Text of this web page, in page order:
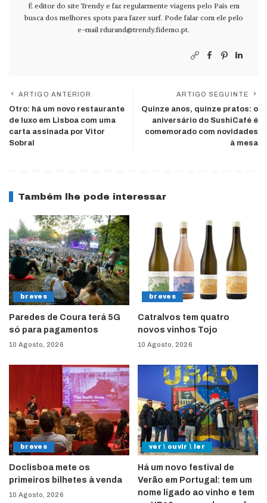
É editor do site Trendy e faz regularmente viagens pelo País em
busca dos melhores spots para fazer surf. Pode falar com ele pelo
e-mail rdurand@trendy.fidemo.pt.
ARTIGO ANTERIOR
Otro: há um novo restaurante
de luxo em Lisboa com uma
carta assinada por Vitor
Sobral
ARTIGO SEGUINTE
Quinze anos, quinze pratos: o
aniversário do SushiCafé é
comemorado com novidades
à mesa
Também lhe pode interessar
breves
Paredes de Coura terá 5G
só para pagamentos
10 Agosto, 2026
breves
Catralvos tem quatro
novos vinhos Tojo
10 Agosto, 2026
breves
Doclisboa mete os
primeiros bilhetes à venda
10 Agosto, 2026
ver \ ouvir \ ler
Há um novo festival de
Verão em Portugal: tem um
nome ligado ao vinho e tem